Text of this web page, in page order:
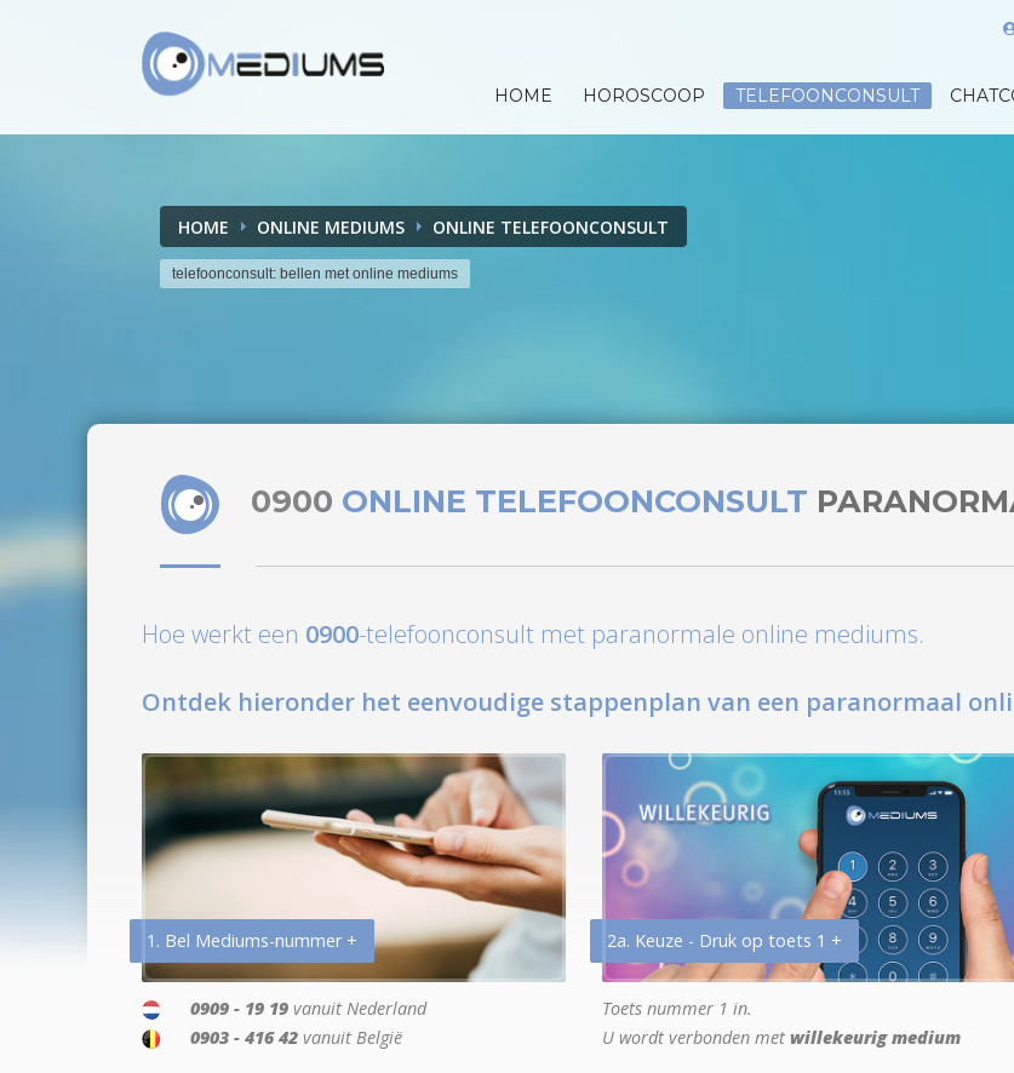
HOME HOROSCOOP TELEFOONCONSULT
HOME ONLINE MEDIUMS ONLINE TELEFOONCONSULT
telefoonconsult: bellen met online mediums
0900 ONLINE TELEFOONCONSULT
Hoe werkt een 0900-telefoonconsult met paranormale online mediums.
Ontdek hieronder het eenvoudige stappenplan van een paranormaal
1. Bel Mediums-nummer +
0909 - 19 19 vanuit Nederland
0903 - 416 42 vanuit België
2a. Keuze - Druk op toets 1 +
Toets nummer 1 in.
U wordt verbonden met willekeurig medium